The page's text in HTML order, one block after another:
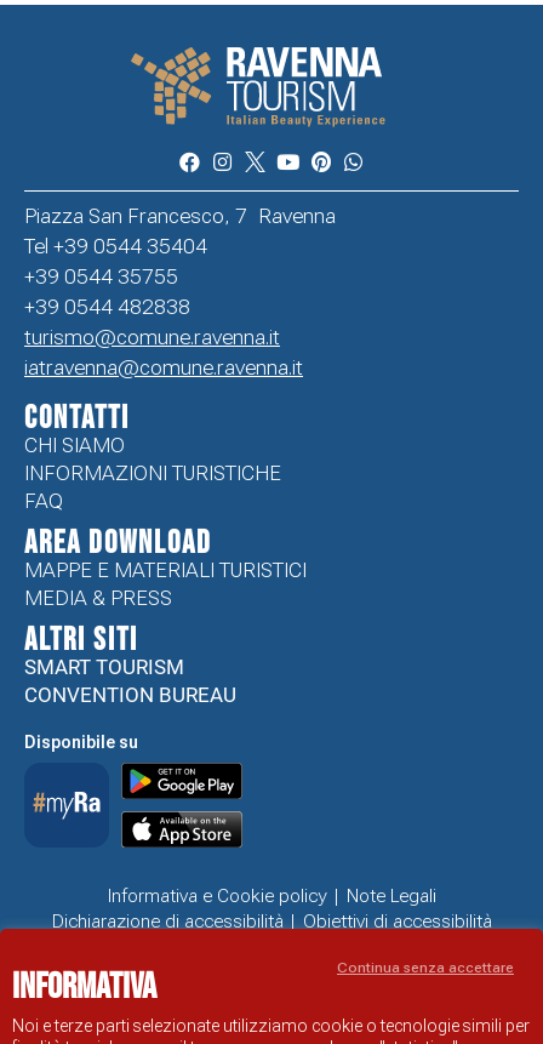
Piazza San Francesco, 7 Ravenna
Tel +39 0544 35404
+39 0544 35755
+39 0544 482838
turismo@comune.ravenna.it
iatravenna@comune.ravenna.it
CONTATTI
CHI SIAMO
INFORMAZIONI TURISTICHE
FAQ
Area Download
MAPPE E MATERIALI TURISTICI
MEDIA & PRESS
ALTRI SITI
SMART TOURISM
CONVENTION BUREAU
Disponibile su
Informativa e Cookie policy
Note Legali
Dichiarazione di accessibilità
Obiettivi di accessibilità
SITO UFFICIALE DI INFORMAZIONE TURISTICA DI RAVENNA
Informativa
Noi e terze parti selezionate utilizziamo cookie o tecnologie simili per
Continua senza accettare